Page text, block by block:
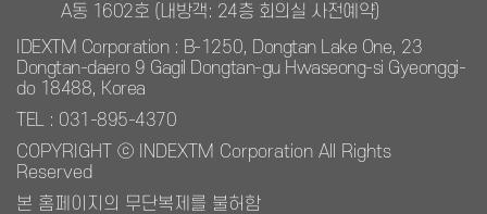
A동 1602호 (내방객: 24층 회의실 사전예약)
IDEXTM Corporation : B-1250, Dongtan Lake One, 23
Dongtan-daero 9 Gagil Dongtan-gu Hwaseong-si Gyeonggi-
do 18488, Korea
TEL : 031-895-4370
COPYRIGHT ⓒ INDEXTM Corporation All Rights
Reserved
본 홈페이지의 무단복제를 불허함